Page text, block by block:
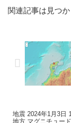
関連記事は見つか
地震 2024年1月3日
地方 マグニチュー